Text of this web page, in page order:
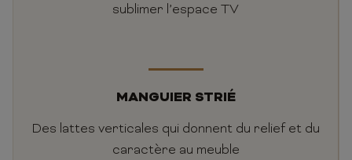
sublimer l’espace TV
MANGUIER STRIÉ
Des lattes verticales qui donnent du relief et du
caractère au meuble